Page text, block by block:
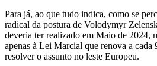
Para já, ao que tudo indica, como se
radical da postura de Volodymyr
deveria ter realizado em Maio de 2024,
apenas à Lei Marcial que renova a
resolver o assunto no leste Europeu.